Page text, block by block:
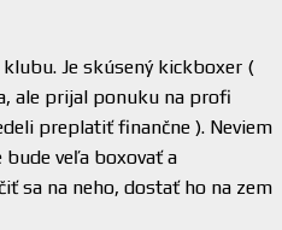
Je skúsený kickboxer (
ale prijal ponuku na profi
preplatiť finančne ). Neviem
bude veľa boxovať a
sa na neho, dostať ho na zem